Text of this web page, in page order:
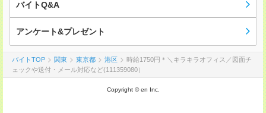
バイトQ&A
アンケート&プレゼント
バイトTOP 関東 東京都 港区
時給1750円＊＼キラキラオフィス／図面チ
ェックや送付・メール対応など(111359080）
Copyright © en Inc.